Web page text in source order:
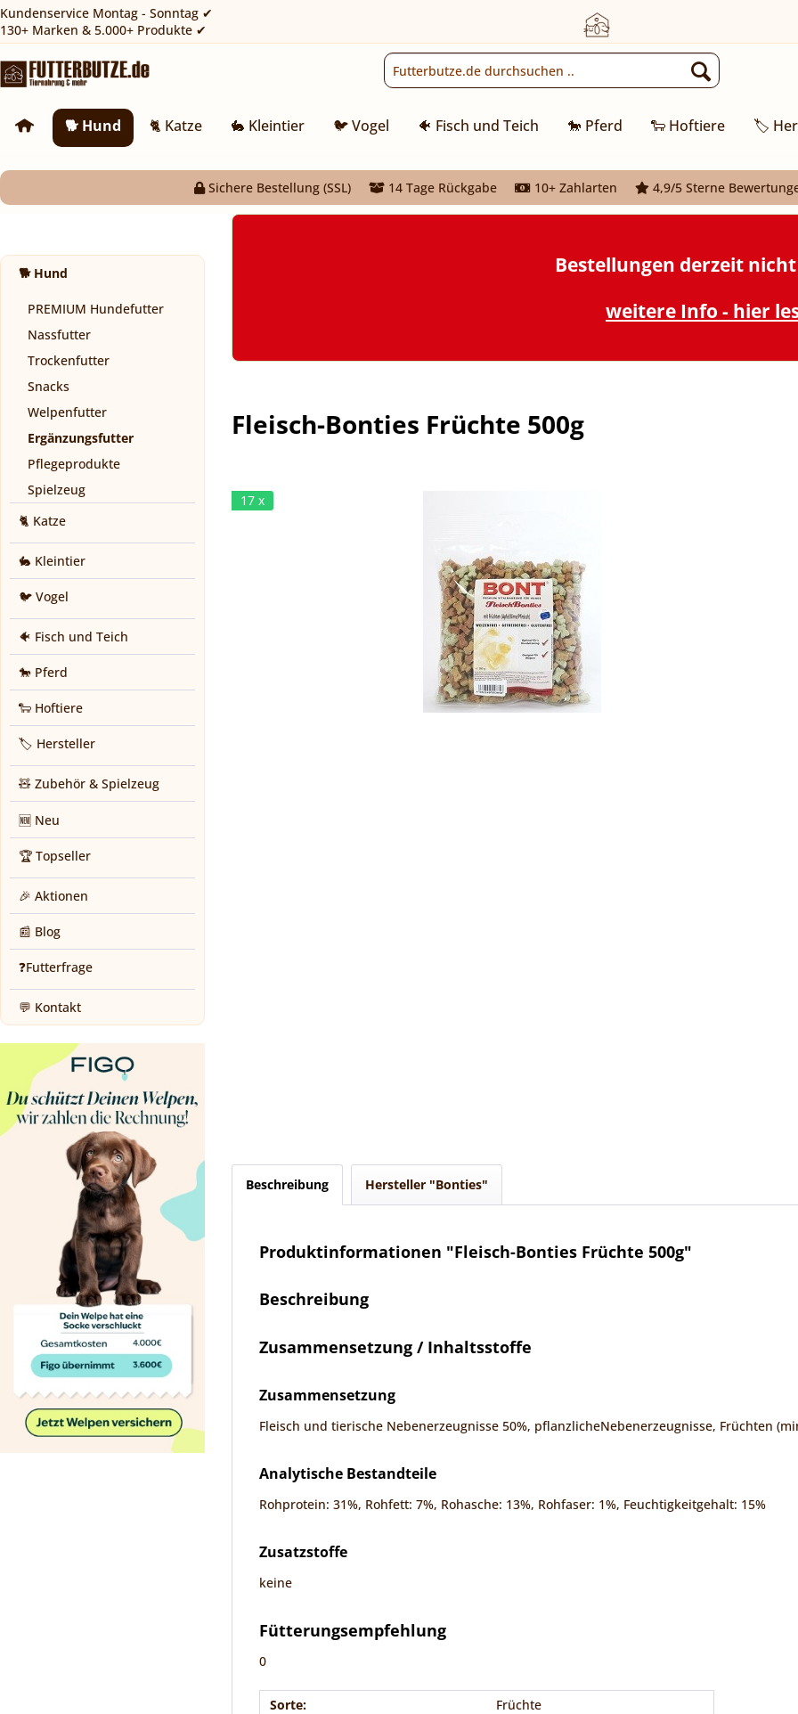
Kundenservice Montag - Sonntag ✔
130+ Marken & 5.000+ Produkte ✔
🐕 Hund 🐈 Katze 🐇 Kleintier 🐦 Vogel 🐠 Fisch und Teich 🐎 Pferd 🐑 Hoftiere 🏷️
Sichere Bestellung (SSL) 14 Tage Rückgabe 10+ Zahlarten 4,9/5 Sterne
🐕 Hund
PREMIUM Hundefutter
Nassfutter
Trockenfutter
Snacks
Welpenfutter
Ergänzungsfutter
Pflegeprodukte
Spielzeug
🐈 Katze
🐇 Kleintier
🐦 Vogel
🐠 Fisch und Teich
🐎 Pferd
🐑 Hoftiere
🏷️ Hersteller
🧸 Zubehör & Spielzeug
🆕 Neu
🏆 Topseller
🎉 Aktionen
📰 Blog
❓Futterfrage
💬 Kontakt
Bestellungen derzeit
weitere Info - hier
Fleisch-Bonties Früchte 500g
17 x
Beschreibung Hersteller "Bonties"
Produktinformationen "Fleisch-Bonties Früchte 500g"
Beschreibung
Zusammensetzung / Inhaltsstoffe
Zusammensetzung
Fleisch und tierische Nebenerzeugnisse 50%, pflanzlicheNebenerzeugnisse, Früchten
Analytische Bestandteile
Rohprotein: 31%, Rohfett: 7%, Rohasche: 13%, Rohfaser: 1%, Feuchtigkeitgehalt: 15%
Zusatzstoffe
keine
Fütterungsempfehlung
0
Sorte: Früchte